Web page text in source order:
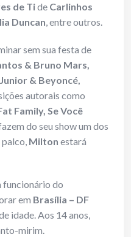
de Tide Carlinhos
Duncan, entre outros.
sem sua festa de
& Bruno Mars,
& Beyoncé,
autorais como
Family, Se Você
do seu show um dos
palco, Milton estará
funcionário do
em Brasília – DF
idade. Aos 14 anos,
mirim.